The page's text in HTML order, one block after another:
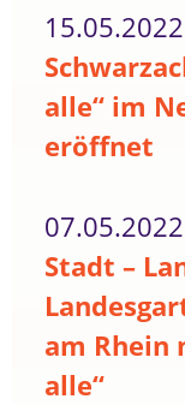
15.05.2022
alle“ im
eröffnet
07.05.2022
Stadt –
am
alle“